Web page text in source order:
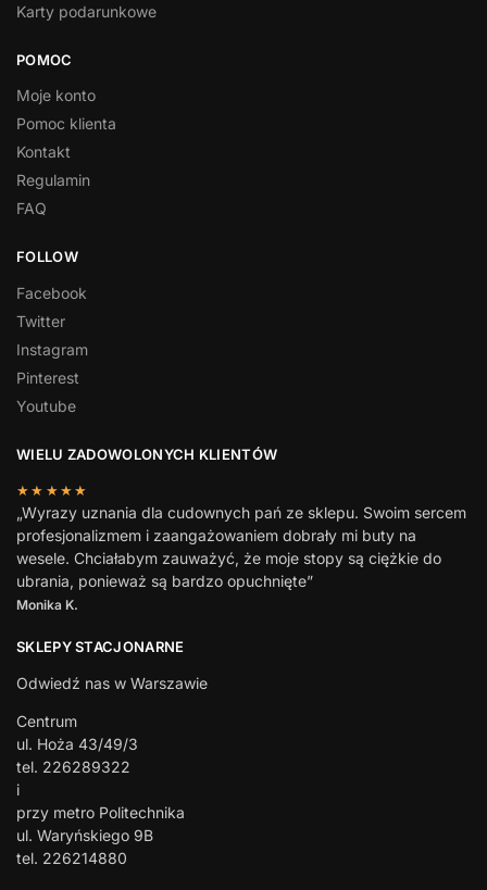
Karty podarunkowe
POMOC
Moje konto
Pomoc klienta
Kontakt
Regulamin
FAQ
FOLLOW
Facebook
Twitter
Instagram
Pinterest
Youtube
WIELU ZADOWOLONYCH KLIENTÓW
★★★★★
„Wyrazy uznania dla cudownych pań ze sklepu. Swoim sercem
profesjonalizmem i zaangażowaniem dobrały mi buty na
wesele. Chciałabym zauważyć, że moje stopy są ciężkie do
ubrania, ponieważ są bardzo opuchnięte”
Monika K.
SKLEPY STACJONARNE
Odwiedź nas w Warszawie
Centrum
ul. Hoża 43/49/3
tel. 226289322
i
przy metro Politechnika
ul. Waryńskiego 9B
tel. 226214880